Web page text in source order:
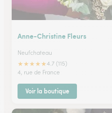
Anne-Christine Fleurs
Neufchateau
★★★★★4.7 (115)
4, rue de France
Voir la boutique